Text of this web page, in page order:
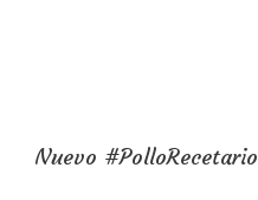
Nuevo #PolloRecetario